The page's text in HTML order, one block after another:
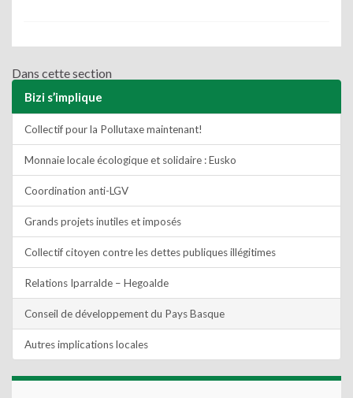
Dans cette section
Bizi s’implique
Collectif pour la Pollutaxe maintenant!
Monnaie locale écologique et solidaire : Eusko
Coordination anti-LGV
Grands projets inutiles et imposés
Collectif citoyen contre les dettes publiques illégitimes
Relations Iparralde – Hegoalde
Conseil de développement du Pays Basque
Autres implications locales